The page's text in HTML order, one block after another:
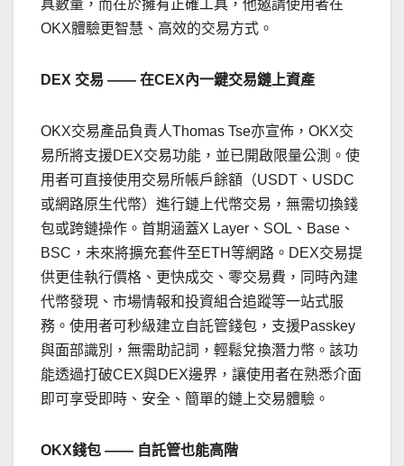
具數量，而在於擁有正確工具，他邀請使用者在
OKX體驗更智慧、高效的交易方式。
DEX 交易 —— 在CEX內一鍵交易鏈上資產
OKX交易產品負責人Thomas Tse亦宣佈，OKX交
易所將支援DEX交易功能，並已開啟限量公測。使
用者可直接使用交易所帳戶餘額（USDT、USDC
或網路原生代幣）進行鏈上代幣交易，無需切換錢
包或跨鏈操作。首期涵蓋X Layer、SOL、Base、
BSC，未來將擴充套件至ETH等網路。DEX交易提
供更佳執行價格、更快成交、零交易費，同時內建
代幣發現、市場情報和投資組合追蹤等一站式服
務。使用者可秒級建立自託管錢包，支援Passkey
與面部識別，無需助記詞，輕鬆兌換潛力幣。該功
能透過打破CEX與DEX邊界，讓使用者在熟悉介面
即可享受即時、安全、簡單的鏈上交易體驗。
OKX錢包 —— 自託管也能高階